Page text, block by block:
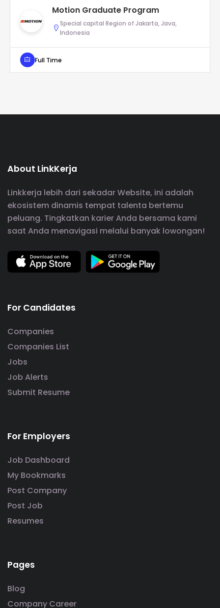
Motion Graduate Program
Special capital Region of Jakarta, Java,
Indonesia
Full Time
About LinkKerja
Linkkerja lebih dari sekadar Website, ini adalah
ekosistem dinamis tempat talenta bertemu
peluang. Tingkatkan karier Anda bersama kami
saat Anda menavigasi melalui banyak lowongan!
For Candidates
Companies
Companies List
Jobs
Job Alerts
Submit Resume
For Employers
Job Dashboard
My Bookmarks
Post Company
Post Job
Resumes
Pages
Blog
Company Career